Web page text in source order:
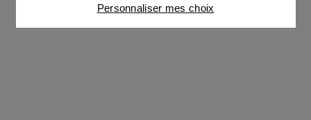
Connaître notre politique cookies et la liste de nos
partenaires
Personnaliser mes choix